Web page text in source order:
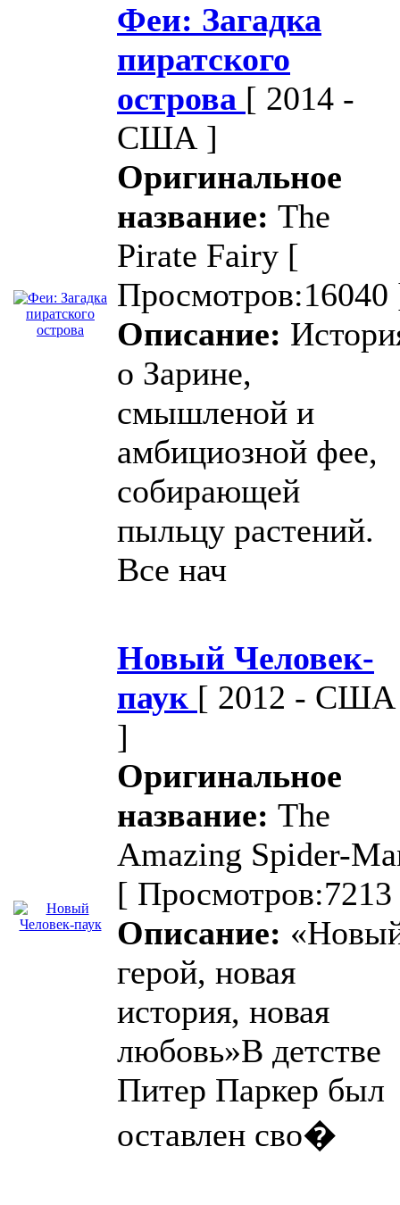
Феи: Загадка
пиратского
острова [ 2014 -
США ]
Оригинальное
название: The
Pirate Fairy [
Просмотров:16040
Описание:
о Зарине,
смышленой и
амбициозной фее,
собирающей
пыльцу растений.
Все нач
Новый Человек-
паук [ 2012 - США
]
Оригинальное
название: The
Amazing Spider-
[
Описание:
герой, новая
история, новая
любовь»В детстве
Питер Паркер был
оставлен сво�